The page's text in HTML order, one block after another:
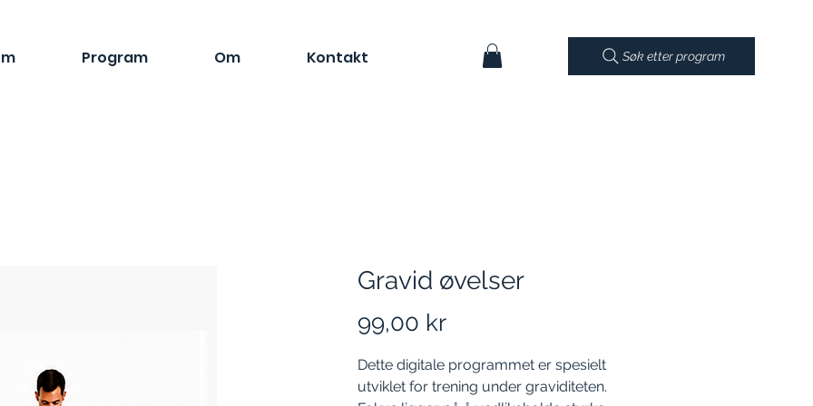
Program Om Kontakt Søk etter program
Gravid øvelser
99,00 krPris
Dette digitale programmet er spesielt
utviklet for trening under graviditeten.